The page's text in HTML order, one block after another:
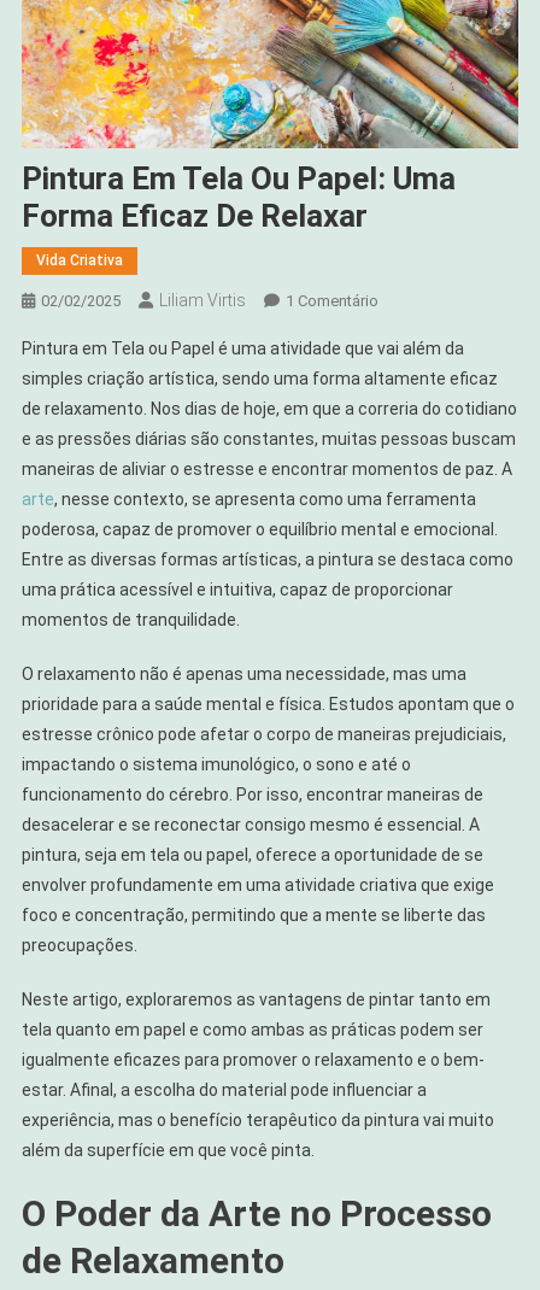
Pintura Em Tela Ou Papel: Uma
Forma Eficaz De Relaxar
Vida Criativa
02/02/2025 Liliam Virtis 1 ComentárioEm
Em
Tela
Ou
Papel:
Uma
Forma
Eficaz
Pintura em Tela ou Papel é uma atividade que vai além da
simples criação artística, sendo uma forma altamente eficaz
de relaxamento. Nos dias de hoje, em que a correria do cotidiano
e as pressões diárias são constantes, muitas pessoas buscam
maneiras de aliviar o estresse e encontrar momentos de paz. A
arte, nesse contexto, se apresenta como uma ferramenta
poderosa, capaz de promover o equilíbrio mental e emocional.
Entre as diversas formas artísticas, a pintura se destaca como
uma prática acessível e intuitiva, capaz de proporcionar
momentos de tranquilidade.
O relaxamento não é apenas uma necessidade, mas uma
prioridade para a saúde mental e física. Estudos apontam que o
estresse crônico pode afetar o corpo de maneiras prejudiciais,
impactando o sistema imunológico, o sono e até o
funcionamento do cérebro. Por isso, encontrar maneiras de
desacelerar e se reconectar consigo mesmo é essencial. A
pintura, seja em tela ou papel, oferece a oportunidade de se
envolver profundamente em uma atividade criativa que exige
foco e concentração, permitindo que a mente se liberte das
preocupações.
Neste artigo, exploraremos as vantagens de pintar tanto em
tela quanto em papel e como ambas as práticas podem ser
igualmente eficazes para promover o relaxamento e o bem-
estar. Afinal, a escolha do material pode influenciar a
experiência, mas o benefício terapêutico da pintura vai muito
além da superfície em que você pinta.
O Poder da Arte no Processo
de Relaxamento